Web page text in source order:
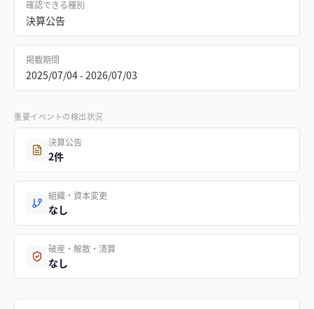
確認できる種別
決算公告
掲載期間
2025/07/04 - 2026/07/03
重要イベントの検出状況
決算公告
2件
組織・資本変更
なし
破産・解散・清算
なし